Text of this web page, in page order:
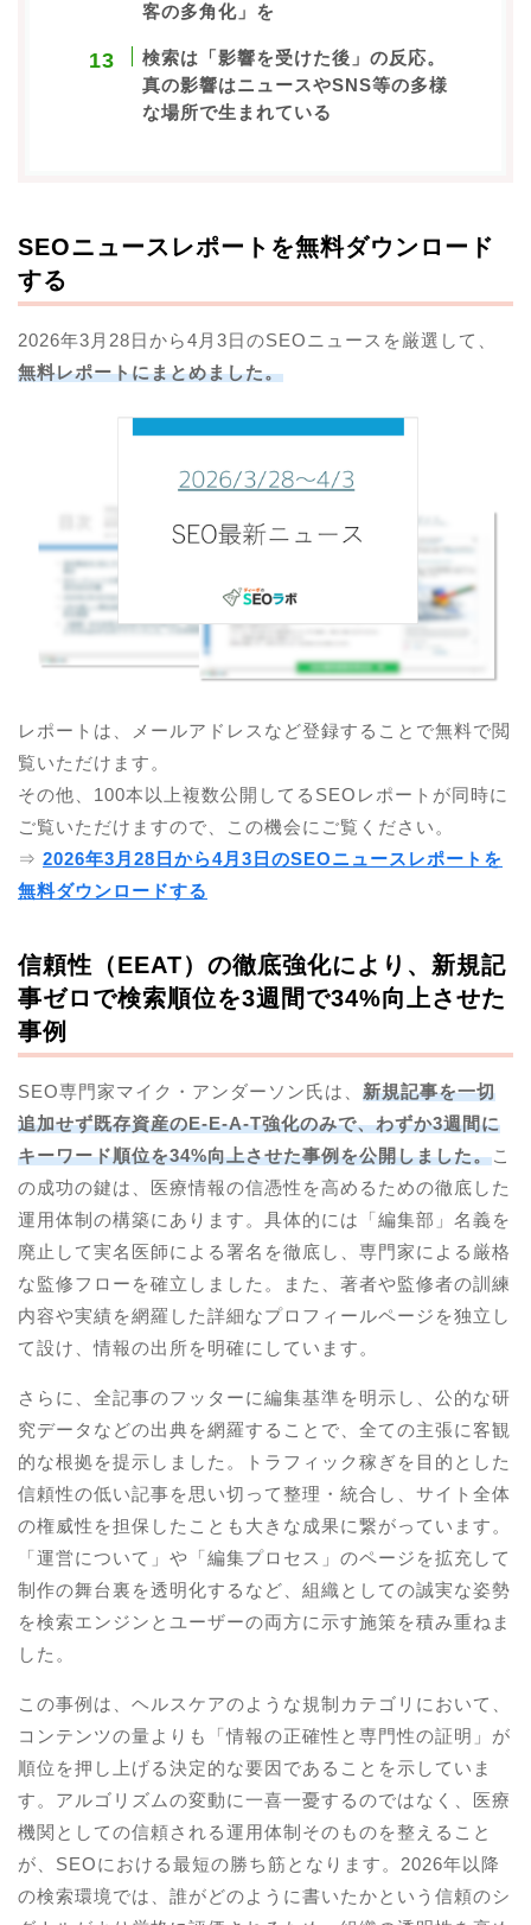
客の多角化」を
検索は「影響を受けた後」の反応。
真の影響はニュースやSNS等の多様
な場所で生まれている
SEOニュースレポートを無料ダウンロード
する
2026年3月28日から4月3日のSEOニュースを厳選して、
無料レポートにまとめました。
レポートは、メールアドレスなど登録することで無料で閲
覧いただけます。
その他、100本以上複数公開してるSEOレポートが同時に
ご覧いただけますので、この機会にご覧ください。
⇒ 2026年3月28日から4月3日のSEOニュースレポートを
無料ダウンロードする
信頼性（EEAT）の徹底強化により、新規記
事ゼロで検索順位を3週間で34%向上させた
事例
SEO専門家マイク・アンダーソン氏は、 新規記事を一切
追加せず既存資産のE-E-A-T強化のみで、わずか3週間に
キーワード順位を34%向上させた事例を公開しました。こ
の成功の鍵は、医療情報の信憑性を高めるための徹底した
運用体制の構築にあります。具体的には「編集部」名義を
廃止して実名医師による署名を徹底し、専門家による厳格
な監修フローを確立しました。また、著者や監修者の訓練
内容や実績を網羅した詳細なプロフィールページを独立し
て設け、情報の出所を明確にしています。
さらに、全記事のフッターに編集基準を明示し、公的な研
究データなどの出典を網羅することで、全ての主張に客観
的な根拠を提示しました。トラフィック稼ぎを目的とした
信頼性の低い記事を思い切って整理・統合し、サイト全体
の権威性を担保したことも大きな成果に繋がっています。
「運営について」や「編集プロセス」のページを拡充して
制作の舞台裏を透明化するなど、組織としての誠実な姿勢
を検索エンジンとユーザーの両方に示す施策を積み重ねま
した。
この事例は、ヘルスケアのような規制カテゴリにおいて、
コンテンツの量よりも「情報の正確性と専門性の証明」が
順位を押し上げる決定的な要因であることを示していま
す。アルゴリズムの変動に一喜一憂するのではなく、医療
機関としての信頼される運用体制そのものを整えること
が、SEOにおける最短の勝ち筋となります。2026年以降
の検索環境では、誰がどのように書いたかという信頼のシ